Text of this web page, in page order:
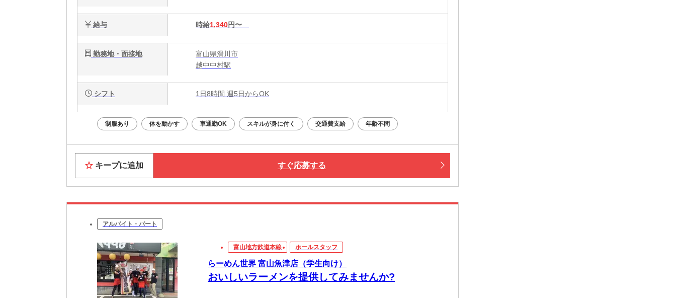
給与 時給1,340円〜
勤務地・面接地
富山県滑川市
越中中村駅
シフト 1日8時間 週5日からOK
制服あり 体を動かす 車通勤OK スキルが身に付く 交通費支給 年齢不問
キープに追加 すぐ応募する
アルバイト・パート
富山地方鉄道本線 ホールスタッフ
らーめん世界 富山魚津店（学生向け）
おいしいラーメンを提供してみませんか?